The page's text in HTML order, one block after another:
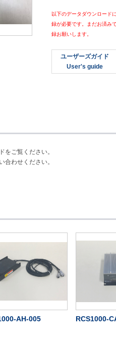
以下のデータダウンロード
録が必要です。まだお済み
録お願いします。
ユーザーズガイド
User's guide
をご覧ください。
合わせください。
AH-005 RCS1000-